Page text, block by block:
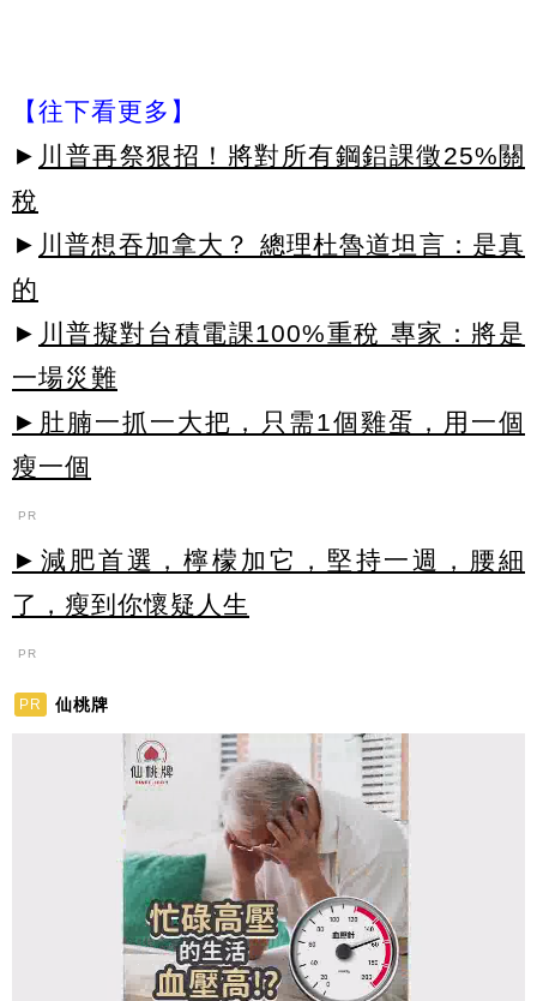
【往下看更多】
► 川普再祭狠招！將對所有鋼鋁課徵25%關
稅
► 川普想吞加拿大？ 總理杜魯道坦言：是真
的
► 川普擬對台積電課100%重稅 專家：將是
一場災難
►肚腩一抓一大把，只需1個雞蛋，用一個
瘦一個
PR
►減肥首選，檸檬加它，堅持一週，腰細
了，瘦到你懷疑人生
PR
PR 仙桃牌